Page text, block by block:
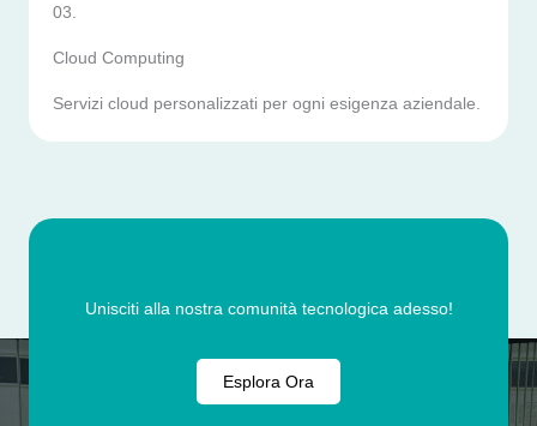
03.
Cloud Computing
Servizi cloud personalizzati per ogni esigenza aziendale.
Unisciti alla nostra comunità tecnologica adesso!
Esplora Ora